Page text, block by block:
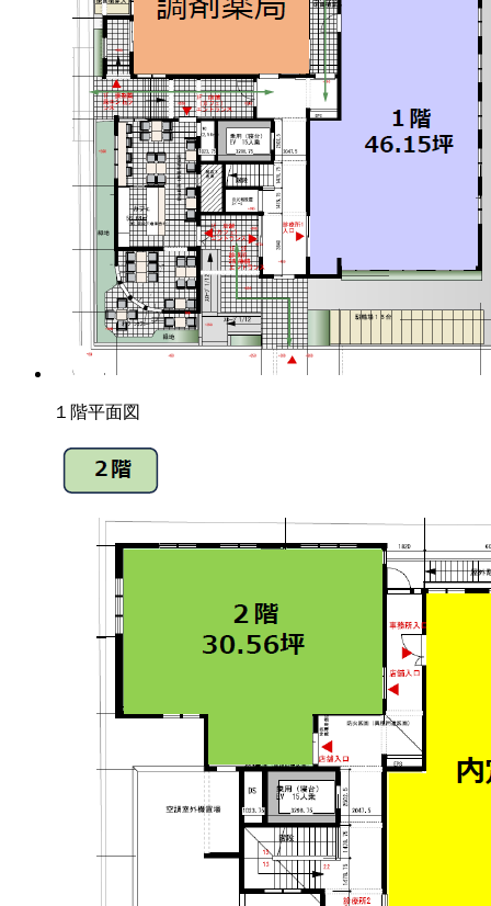
１階平面図